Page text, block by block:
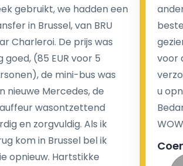
gebruikt, we hadden een
in Brussel, van BRU
Charleroi. De prijs was
goed, (85 EUR voor 5
de mini-bus was
nieuwe Mercedes, de
wasontzettend
en zorgvuldig. Als ik
kom in Brussel bel ik
opnieuw. Hartstikke
voor
u